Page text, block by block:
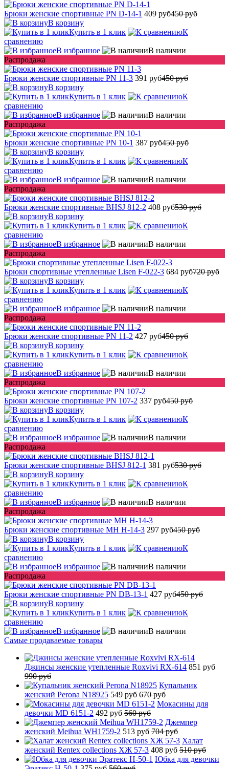
Брюки женские спортивные PN D-14-1 409 руб450 руб
В корзину
Купить в 1 клик
К
сравнению
В избранное
В наличии
Распродажа
Брюки женские спортивные PN 11-3 391 руб450 руб
В корзину
Купить в 1 клик
К
сравнению
В избранное
В наличии
Распродажа
Брюки женские спортивные PN 10-1 387 руб450 руб
В корзину
Купить в 1 клик
К
сравнению
В избранное
В наличии
Распродажа
Брюки женские спортивные BHSJ 812-2 408 руб530 руб
В корзину
Купить в 1 клик
К
сравнению
В избранное
В наличии
Распродажа
Брюки спортивные утепленные Lisen F-022-3 684 руб720 руб
В корзину
Купить в 1 клик
К
сравнению
В избранное
В наличии
Распродажа
Брюки женские спортивные PN 11-2 427 руб450 руб
В корзину
Купить в 1 клик
К
сравнению
В избранное
В наличии
Распродажа
Брюки женские спортивные PN 107-2 337 руб450 руб
В корзину
Купить в 1 клик
К
сравнению
В избранное
В наличии
Распродажа
Брюки женские спортивные BHSJ 812-1 381 руб530 руб
В корзину
Купить в 1 клик
К
сравнению
В избранное
В наличии
Распродажа
Брюки женские спортивные MH H-14-3 297 руб450 руб
В корзину
Купить в 1 клик
К
сравнению
В избранное
В наличии
Распродажа
Брюки женские спортивные PN DB-13-1 427 руб450 руб
В корзину
Купить в 1 клик
К
сравнению
В избранное
В наличии
Самые продаваемые товары
Джинсы женские утепленные Roxvivi RX-614 851 руб
990 руб
Купальник
женский Perona N18925 549 руб 670 руб
Мокасины для
девочки MD 6151-2 492 руб 560 руб
Джемпер
женский Meihua WH1759-2 513 руб 704 руб
Халат
женский Rentex collections ХЖ 57-3 408 руб 510 руб
Юбка для девочки